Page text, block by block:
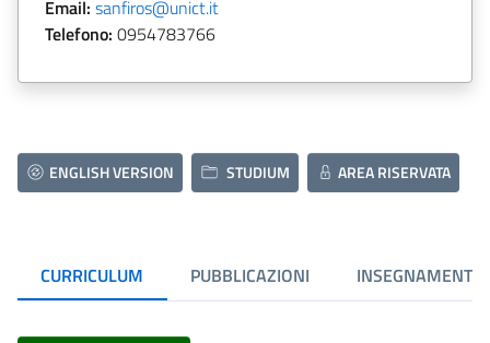
Email: sanfiros@unict.it
Telefono: 0954783766
ENGLISH VERSION STUDIUM AREA RISERVATA
CURRICULUM PUBBLICAZIONI INSEGNAMENTI